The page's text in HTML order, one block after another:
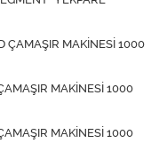
ÇAMAŞIR MAKİNESİ 1000
MAKİNESİ 1000
MAKİNESİ 1000